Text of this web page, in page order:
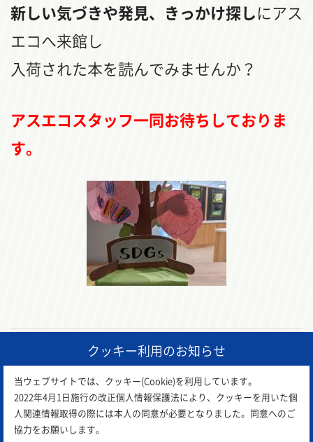
新しい気づきや発見、きっかけ探しにアス
エコへ来館し
入荷された本を読んでみませんか？
アスエコスタッフ一同お待ちしておりま
す。
前の記事 一覧に戻る 次の記事
クッキー利用のお知らせ
当ウェブサイトでは、クッキー(Cookie)を利用しています。
2022年4月1日施行の改正個人情報保護法により、クッキーを用いた個
人関連情報取得の際には本人の同意が必要となりました。同意へのご
協力をお願いします。